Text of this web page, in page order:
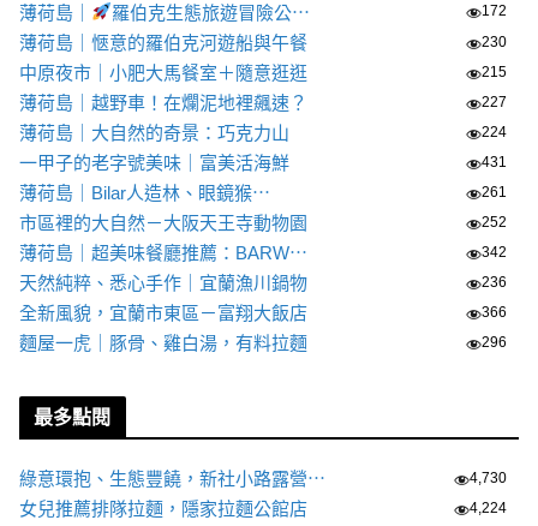
薄荷島｜ 羅伯克生態旅遊冒險公⋯ 172
薄荷島｜愜意的羅伯克河遊船與午餐 230
中原夜市｜小肥大馬餐室＋隨意逛逛 215
薄荷島｜越野車！在爛泥地裡飆速？ 227
薄荷島｜大自然的奇景：巧克力山 224
一甲子的老字號美味｜富美活海鮮 431
薄荷島｜Bilar人造林、眼鏡猴⋯ 261
市區裡的大自然－大阪天王寺動物園 252
薄荷島｜超美味餐廳推薦：BARW⋯ 342
天然純粹、悉心手作｜宜蘭漁川鍋物 236
全新風貌，宜蘭市東區－富翔大飯店 366
麵屋一虎｜豚骨、雞白湯，有料拉麵 296
最多點閱
綠意環抱、生態豐饒，新社小路露營⋯ 4,730
女兒推薦排隊拉麵，隱家拉麵公館店 4,224